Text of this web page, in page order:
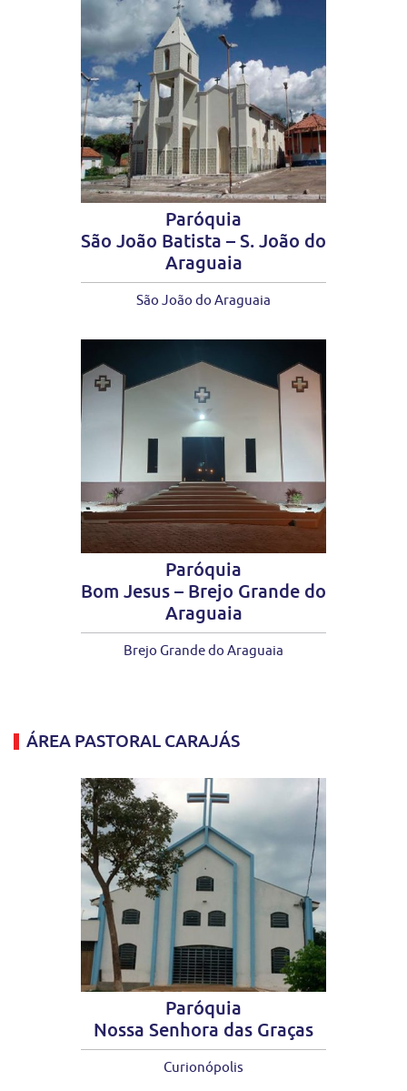
Paróquia
São João Batista – S. João do
Araguaia
São João do Araguaia
Paróquia
Bom Jesus – Brejo Grande do
Araguaia
Brejo Grande do Araguaia
ÁREA PASTORAL CARAJÁS
Paróquia
Nossa Senhora das Graças
Curionópolis